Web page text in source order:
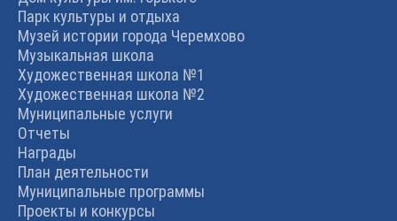
Парк культуры и отдыха
Музей истории города Черемхово
Музыкальная школа
Художественная школа №1
Художественная школа №2
Муниципальные услуги
Отчеты
Награды
План деятельности
Муниципальные программы
Проекты и конкурсы